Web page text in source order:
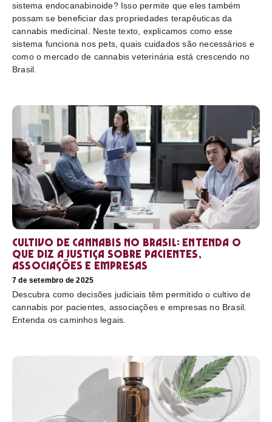
sistema endocanabinoide? Isso permite que eles também
possam se beneficiar das propriedades terapêuticas da
cannabis medicinal. Neste texto, explicamos como esse
sistema funciona nos pets, quais cuidados são necessários e
como o mercado de cannabis veterinária está crescendo no
Brasil.
Cultivo de cannabis no Brasil: entenda o
que diz a Justiça sobre pacientes,
associações e empresas
7 de setembro de 2025
Descubra como decisões judiciais têm permitido o cultivo de
cannabis por pacientes, associações e empresas no Brasil.
Entenda os caminhos legais.